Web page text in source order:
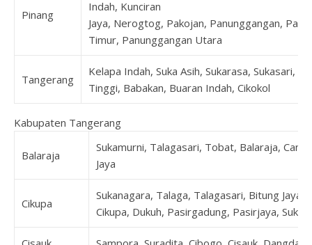
Pinang
Indah, Kunciran
Jaya, Nerogtog, Pakojan, Panunggangan,
Timur, Panunggangan Utara
Tangerang
Kelapa Indah, Suka Asih, Sukarasa, Sukasari,
Tinggi, Babakan, Buaran Indah, Cikokol
Kabupaten Tangerang
Balaraja
Sukamurni, Talagasari, Tobat, Balaraja,
Jaya
Cikupa
Sukanagara, Talaga, Talagasari, Bitung
Cikupa, Dukuh, Pasirgadung, Pasirjaya,